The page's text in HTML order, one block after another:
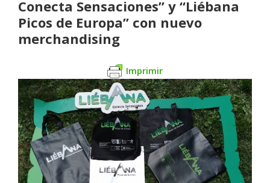
Conecta Sensaciones” y “Liébana
Picos de Europa” con nuevo
merchandising
Imprimir